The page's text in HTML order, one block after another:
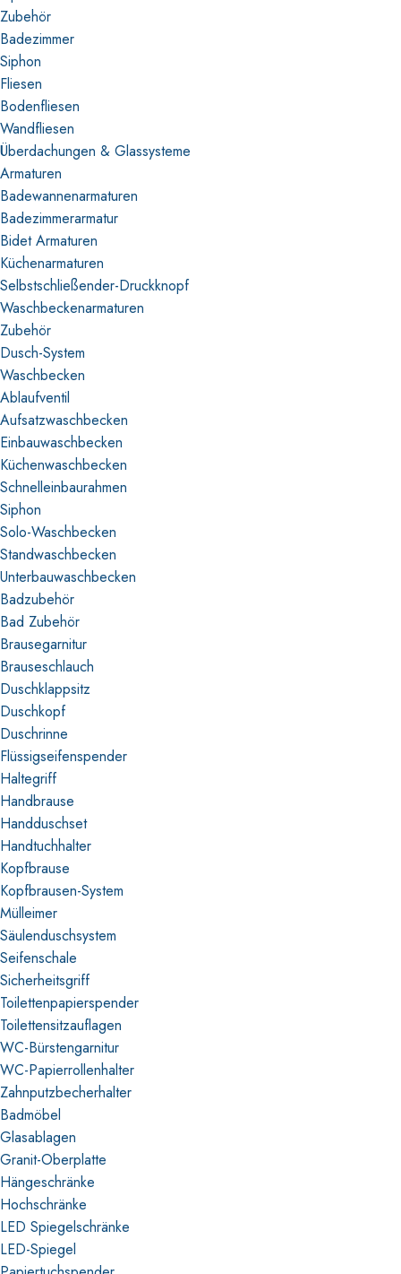
Zubehör
Badezimmer
Siphon
Fliesen
Bodenfliesen
Wandfliesen
Überdachungen & Glassysteme
Armaturen
Badewannenarmaturen
Badezimmerarmatur
Bidet Armaturen
Küchenarmaturen
Selbstschließender-Druckknopf
Waschbeckenarmaturen
Zubehör
Dusch-System
Waschbecken
Ablaufventil
Aufsatzwaschbecken
Einbauwaschbecken
Küchenwaschbecken
Schnelleinbaurahmen
Siphon
Solo-Waschbecken
Standwaschbecken
Unterbauwaschbecken
Badzubehör
Bad Zubehör
Brausegarnitur
Brauseschlauch
Duschklappsitz
Duschkopf
Duschrinne
Flüssigseifenspender
Haltegriff
Handbrause
Handduschset
Handtuchhalter
Kopfbrause
Kopfbrausen-System
Mülleimer
Säulenduschsystem
Seifenschale
Sicherheitsgriff
Toilettenpapierspender
Toilettensitzauflagen
WC-Bürstengarnitur
WC-Papierrollenhalter
Zahnputzbecherhalter
Badmöbel
Glasablagen
Granit-Oberplatte
Hängeschränke
Hochschränke
LED Spiegelschränke
LED-Spiegel